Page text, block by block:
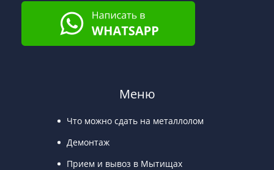
Меню
Что можно сдать на металлолом
Демонтаж
Прием и вывоз в Мытищах